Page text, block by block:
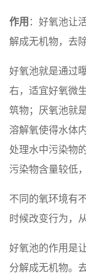
作用：好氧池让
解成无机物，去
好氧池就是通过
右，适宜好氧微
筑物；厌氧池就
溶解氧使得水体
处理水中污染物
污染物含量较低
不同的氧环境有
时候改变行为，
好氧池的作用是
分解成无机物。